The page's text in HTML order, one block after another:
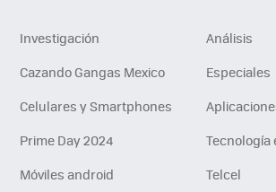
Investigación
Análisis
Cazando Gangas Mexico
Especiales
Celulares y Smartphones
Prime Day 2024
Tecnología
Móviles android
Telcel